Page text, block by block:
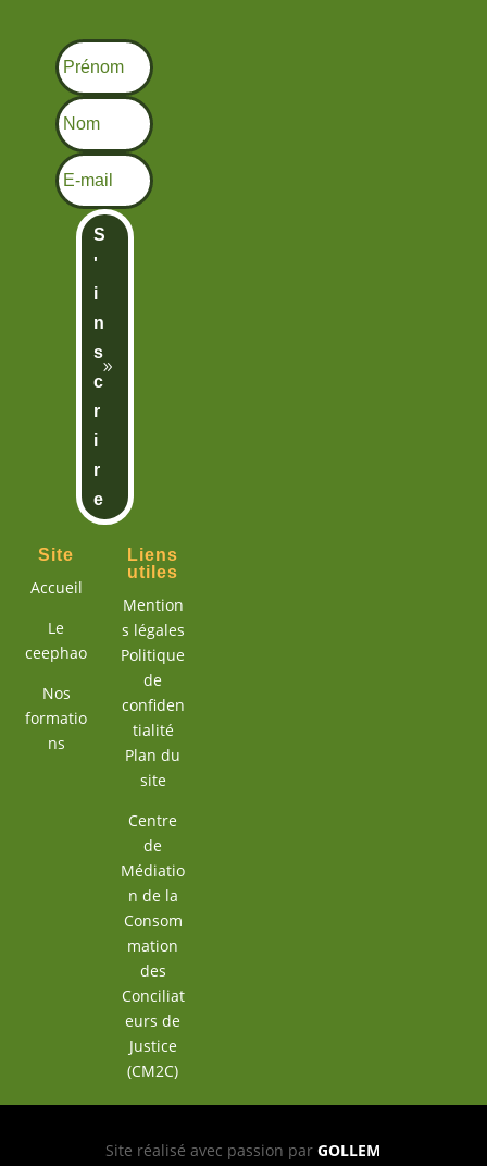
S
'
i
n
s
c
r
i
r
e
Site
Accueil
Le
ceephao
Nos
formatio
ns
Liens
utiles
Mention
s légales
Politique
de
confiden
tialité
Plan du
site
Centre
de
Médiatio
n de la
Consom
mation
des
Conciliat
eurs de
Justice
(CM2C)
Site réalisé avec passion parGOLLEM